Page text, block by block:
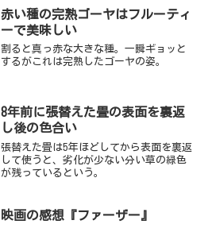
赤い種の完熟ゴーヤはフルーティ
ーで美味しい
割ると真っ赤な大きな種。一瞬ギョッと
するがこれは完熟したゴーヤの姿。
8年前に張替えた畳の表面を裏返
し後の色合い
張替えた畳は5年ほどしてから表面を裏返
して使うと、劣化が少ない分い草の緑色
が残っているという。
映画の感想『ファーザー』